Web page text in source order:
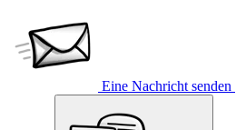
Eine Nachricht senden